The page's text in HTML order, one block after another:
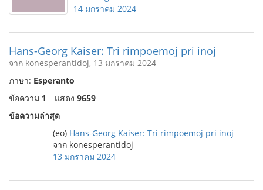
14 มกราคม 2024
Hans-Georg Kaiser: Tri rimpoemoj pri inoj
จาก konesperantidoj, 13 มกราคม 2024
ภาษา: Esperanto
ข้อความ 1 แสดง 9659
ข้อความล่าสุด
(eo) Hans-Georg Kaiser: Tri rimpoemoj pri inoj
จาก konesperantidoj
13 มกราคม 2024